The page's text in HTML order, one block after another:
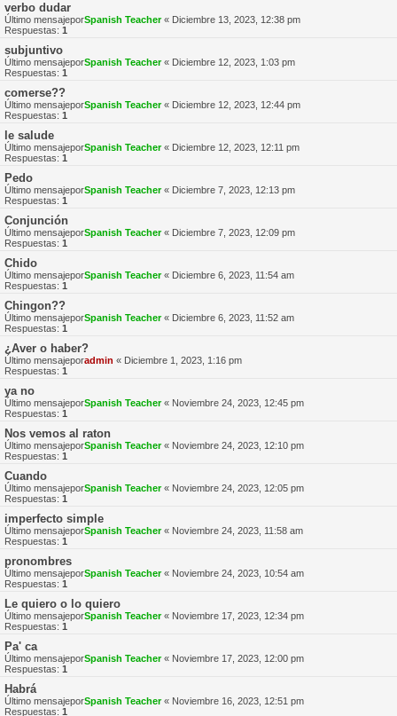
verbo dudar
Último mensajeporSpanish Teacher« Diciembre 13, 2023, 12:38 pm
Respuestas: 1
subjuntivo
Último mensajeporSpanish Teacher« Diciembre 12, 2023, 1:03 pm
Respuestas: 1
comerse??
Último mensajeporSpanish Teacher« Diciembre 12, 2023, 12:44 pm
Respuestas: 1
le salude
Último mensajeporSpanish Teacher« Diciembre 12, 2023, 12:11 pm
Respuestas: 1
Pedo
Último mensajeporSpanish Teacher« Diciembre 7, 2023, 12:13 pm
Respuestas: 1
Conjunción
Último mensajeporSpanish Teacher« Diciembre 7, 2023, 12:09 pm
Respuestas: 1
Chido
Último mensajeporSpanish Teacher« Diciembre 6, 2023, 11:54 am
Respuestas: 1
Chingon??
Último mensajeporSpanish Teacher« Diciembre 6, 2023, 11:52 am
Respuestas: 1
¿Aver o haber?
Último mensajeporadmin « Diciembre 1, 2023, 1:16 pm
Respuestas: 1
ya no
Último mensajeporSpanish Teacher« Noviembre 24, 2023, 12:45 pm
Respuestas: 1
Nos vemos al raton
Último mensajeporSpanish Teacher« Noviembre 24, 2023, 12:10 pm
Respuestas: 1
Cuando
Último mensajeporSpanish Teacher« Noviembre 24, 2023, 12:05 pm
Respuestas: 1
imperfecto simple
Último mensajeporSpanish Teacher« Noviembre 24, 2023, 11:58 am
Respuestas: 1
pronombres
Último mensajeporSpanish Teacher« Noviembre 24, 2023, 10:54 am
Respuestas: 1
Le quiero o lo quiero
Último mensajeporSpanish Teacher« Noviembre 17, 2023, 12:34 pm
Respuestas: 1
Pa' ca
Último mensajeporSpanish Teacher« Noviembre 17, 2023, 12:00 pm
Respuestas: 1
Habrá
Último mensajeporSpanish Teacher« Noviembre 16, 2023, 12:51 pm
Respuestas: 1